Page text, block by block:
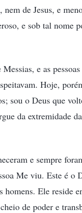
de Jesus, e
e sob tal nome
e as
Hoje,
sou o Deus que
da extremidade
e sempre
Me viu. Este é o
Ele reside
de poder e